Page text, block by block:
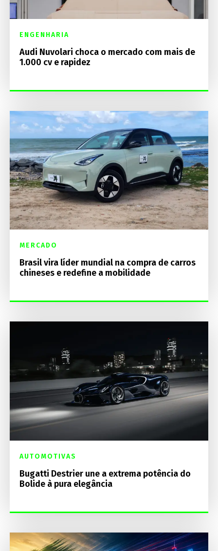
ENGENHARIA
Audi Nuvolari choca o mercado com mais de
1.000 cv e rapidez
MERCADO
Brasil vira líder mundial na compra de carros
chineses e redefine a mobilidade
AUTOMOTIVAS
Bugatti Destrier une a extrema potência do
Bolide à pura elegância